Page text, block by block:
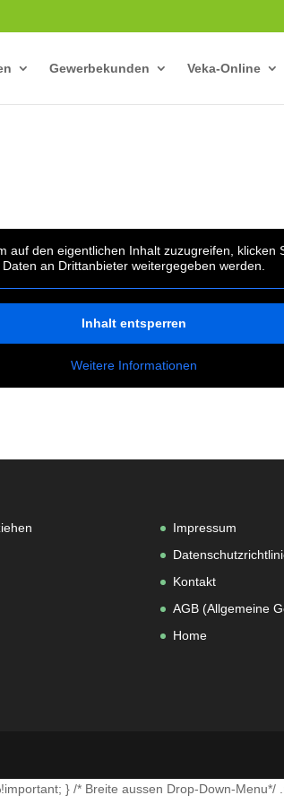
Gewerbekunden Veka-Online
auf den eigentlichen Inhalt zuzugreifen,
Daten an Drittanbieter weitergegeben werden.
Inhalt entsperren
Weitere Informationen
Impressum
Kontakt
AGB (Allgemeine
Home
} /* Breite aussen Drop-Down-